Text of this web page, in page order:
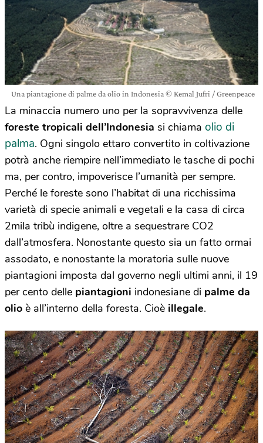
Una piantagione di palme da olio in Indonesia © Kemal Jufri / Greenpeace
La minaccia numero uno per la sopravvivenza delle
foreste tropicali dell’Indonesia si chiama olio di
palma. Ogni singolo ettaro convertito in coltivazione
potrà anche riempire nell’immediato le tasche di pochi
ma, per contro, impoverisce l’umanità per sempre.
Perché le foreste sono l’habitat di una ricchissima
varietà di specie animali e vegetali e la casa di circa
2mila tribù indigene, oltre a sequestrare CO2
dall’atmosfera. Nonostante questo sia un fatto ormai
assodato, e nonostante la moratoria sulle nuove
piantagioni imposta dal governo negli ultimi anni, il 19
per cento delle piantagioni indonesiane di palme da
olio è all’interno della foresta. Cioè illegale.